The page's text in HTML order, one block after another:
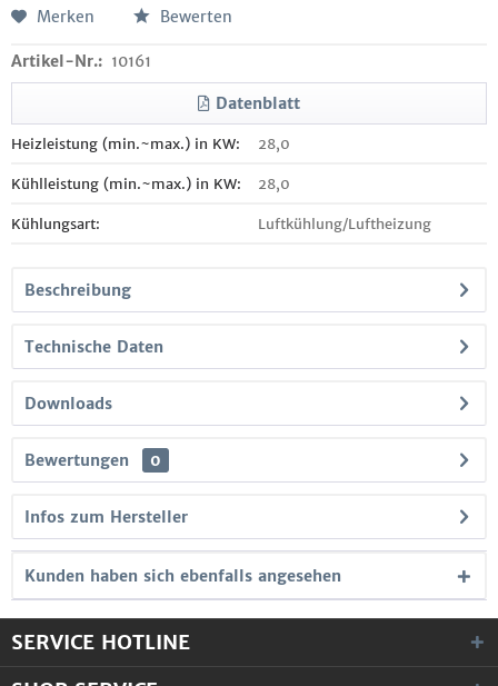
Merken Bewerten
Artikel-Nr.: 10161
Datenblatt
Heizleistung (min.~max.) in KW: 28,0
Kühlleistung (min.~max.) in KW: 28,0
Kühlungsart: Luftkühlung/Luftheizung
Beschreibung
Technische Daten
Downloads
Bewertungen 0
Infos zum Hersteller
Kunden haben sich ebenfalls angesehen
SERVICE HOTLINE